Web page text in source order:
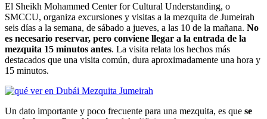
El Sheikh Mohammed Center for Cultural Understanding, o
SMCCU, organiza excursiones y visitas a la mezquita de Jumeirah
seis días a la semana, de sábado a jueves, a las 10 de la mañana. No
es necesario reservar, pero conviene llegar a la entrada de la
mezquita 15 minutos antes. La visita relata los hechos más
destacados que una visita común, dura aproximadamente una hora y
15 minutos.
Un dato importante y poco frecuente para una mezquita, es que se